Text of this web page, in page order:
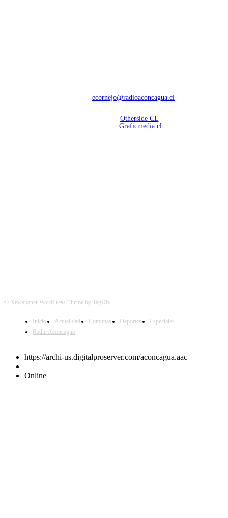
ecornejo@radioaconcagua.cl
Otherside CL
Graficmedia.cl
© Newspaper WordPress Theme by TagDiv
Inicio Actualidad Comunas Deportes
Especiales
Radio Aconcagua
https://archi-us.digitalproserver.com/aconcagua.aac
Online